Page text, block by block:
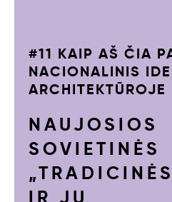
#11 KAIP AŠ ČIA
NACIONALINIS
ARCHITEKTŪROJE
NAUJOSIOS
SOVIETINĖS
IR JŲ